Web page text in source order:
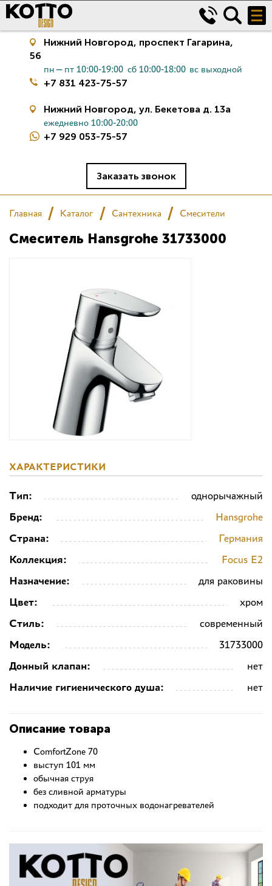
Керамическая плитка
Салон
Сертификаты
Нижний Новгород, проспект Гагарина,
56
пн—пт 10:00-19:00 сб 10:00-18:00 вс выходной
+7 831 423-75-57
Нижний Новгород, ул. Бекетова д. 13а
ежедневно 10:00-20:00
+7 929 053-75-57
Заказать звонок
Главная Каталог Сантехника Смесители
Смеситель Hansgrohe 31733000
ХАРАКТЕРИСТИКИ
Тип:
однорычажный
Бренд:
Hansgrohe
Страна:
Германия
Коллекция:
Focus E2
Назначение:
для раковины
Цвет:
хром
Стиль:
современный
Модель:
31733000
Донный клапан:
нет
Наличие гигиенического душа:
нет
Описание товара
ComfortZone 70
выступ 101 мм
обычная струя
без сливной арматуры
подходит для проточных водонагревателей